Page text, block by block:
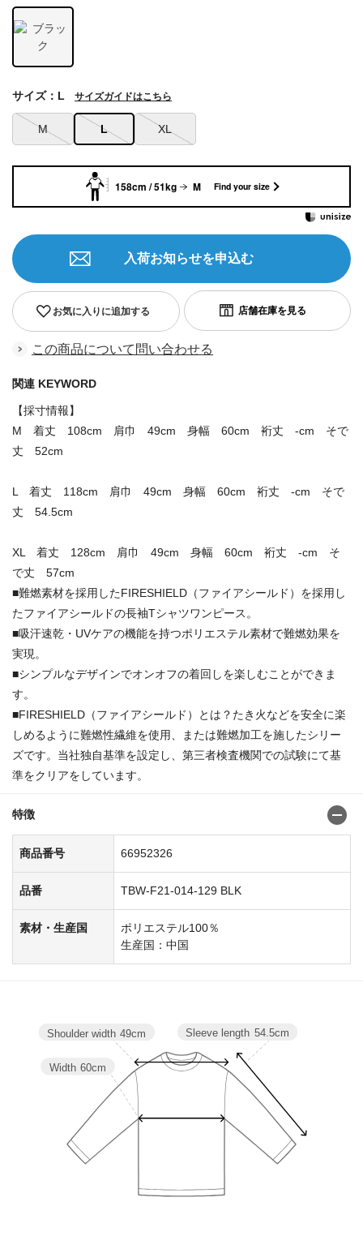
M L XL
サイズ：L サイズガイドはこちら
お気に入りに追加する
入荷お知らせを申込む
この商品について問い合わせる
関連 KEYWORD
【採寸情報】
M 着丈 108cm 肩巾 49cm 身幅 60cm 裄丈 -cm そで
丈 52cm
L 着丈 118cm 肩巾 49cm 身幅 60cm 裄丈 -cm そで
丈 54.5cm
XL 着丈 128cm 肩巾 49cm 身幅 60cm 裄丈 -cm そ
で丈 57cm
■難燃素材を採用したFIRESHIELD（ファイアシールド）を採用し
たファイアシールドの長袖Tシャツワンピース。
■吸汗速乾・UVケアの機能を持つポリエステル素材で難燃効果を
実現。
■シンプルなデザインでオンオフの着回しを楽しむことができま
す。
■FIRESHIELD（ファイアシールド）とは？たき火などを安全に楽
しめるように難燃性繊維を使用、または難燃加工を施したシリー
ズです。当社独自基準を設定し、第三者検査機関での試験にて基
準をクリアをしています。
特徴
商品番号 66952326
品番 TBW-F21-014-129 BLK
素材・生産国
ポリエステル100％
生産国：中国
158cm / 51kg M Find your size
Sleeve length 54.5cm
Width 60cm
Shoulder width 49cm